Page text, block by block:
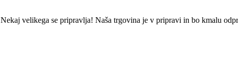
Nekaj ​​velikega se pripravlja! Naša trgovina je v pripravi in ​​bo kmalu